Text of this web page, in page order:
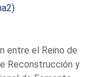
entre el Reino de
Reconstrucción y